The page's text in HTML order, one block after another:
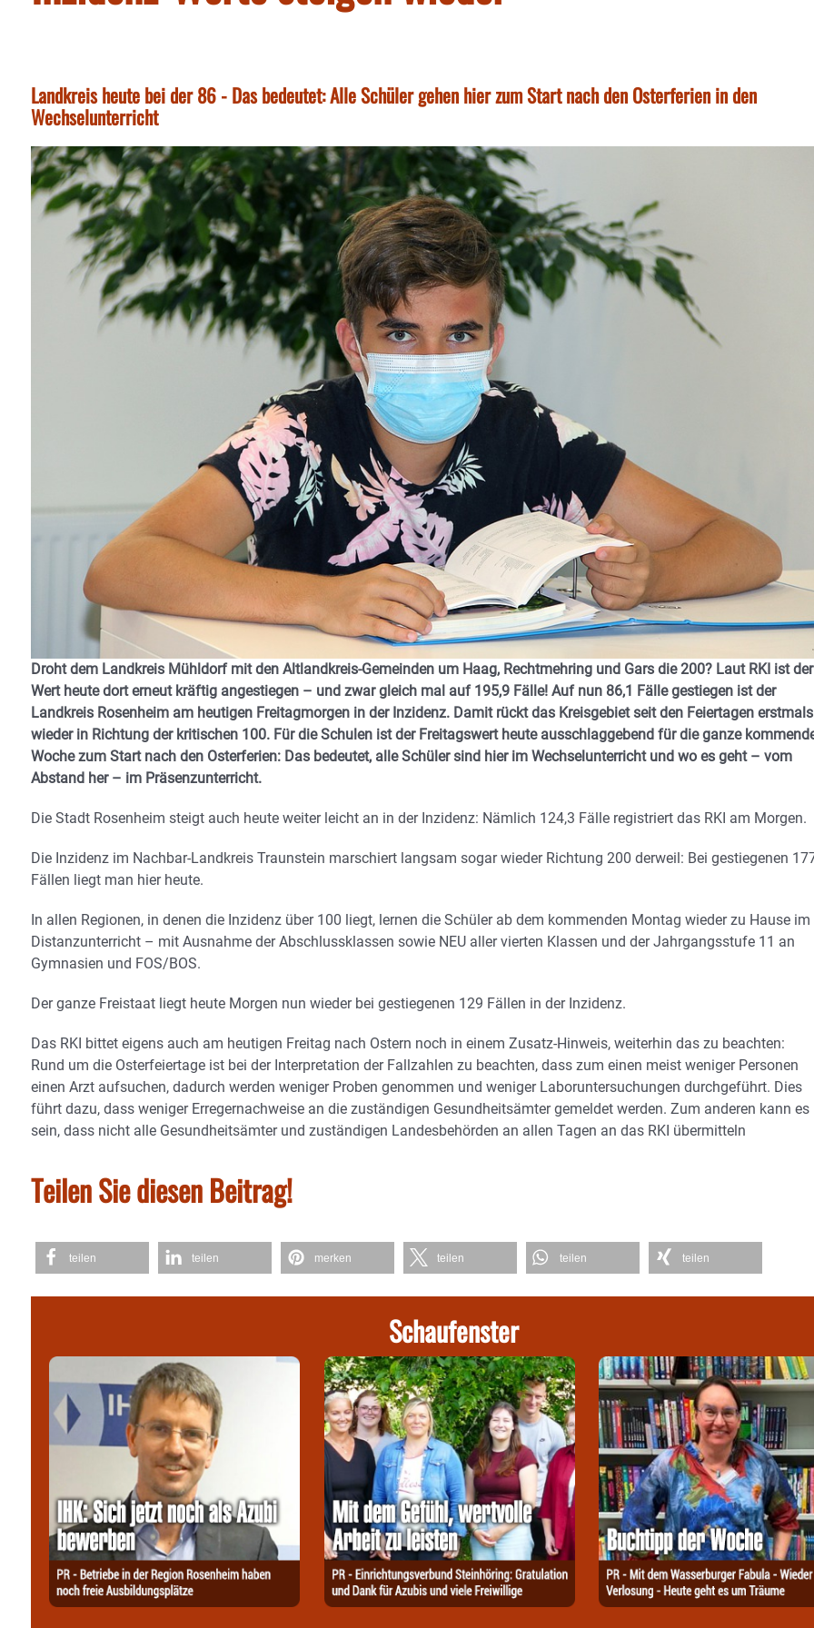
Landkreis heute bei der 86 - Das bedeutet: Alle Schüler gehen hier zum Start nach den Osterferien in den
Wechselunterricht
Droht dem Landkreis Mühldorf mit den Altlandkreis-Gemeinden um Haag, Rechtmehring und Gars die 200? Laut RKI ist der
Wert heute dort erneut kräftig angestiegen – und zwar gleich mal auf 195,9 Fälle! Auf nun 86,1 Fälle gestiegen ist der
Landkreis Rosenheim am heutigen Freitagmorgen in der Inzidenz. Damit rückt das Kreisgebiet seit den Feiertagen erstmals
wieder in Richtung der kritischen 100. Für die Schulen ist der Freitagswert heute ausschlaggebend für die ganze
Woche zum Start nach den Osterferien: Das bedeutet, alle Schüler sind hier im Wechselunterricht und wo es geht – vom
Abstand her – im Präsenzunterricht.
Die Stadt Rosenheim steigt auch heute weiter leicht an in der Inzidenz: Nämlich 124,3 Fälle registriert das RKI am Morgen.
Die Inzidenz im Nachbar-Landkreis Traunstein marschiert langsam sogar wieder Richtung 200 derweil: Bei gestiegenen
Fällen liegt man hier heute.
In allen Regionen, in denen die Inzidenz über 100 liegt, lernen die Schüler ab dem kommenden Montag wieder zu Hause im
Distanzunterricht – mit Ausnahme der Abschlussklassen sowie NEU aller vierten Klassen und der Jahrgangsstufe 11 an
Gymnasien und FOS/BOS.
Der ganze Freistaat liegt heute Morgen nun wieder bei gestiegenen 129 Fällen in der Inzidenz.
Das RKI bittet eigens auch am heutigen Freitag nach Ostern noch in einem Zusatz-Hinweis, weiterhin das zu beachten:
Rund um die Osterfeiertage ist bei der Interpretation der Fallzahlen zu beachten, dass zum einen meist weniger Personen
einen Arzt aufsuchen, dadurch werden weniger Proben genommen und weniger Laboruntersuchungen durchgeführt. Dies
führt dazu, dass weniger Erregernachweise an die zuständigen Gesundheitsämter gemeldet werden. Zum anderen kann es
sein, dass nicht alle Gesundheitsämter und zuständigen Landesbehörden an allen Tagen an das RKI übermitteln
Teilen Sie diesen Beitrag!
teilen teilen merken teilen teilen teilen
Schaufenster